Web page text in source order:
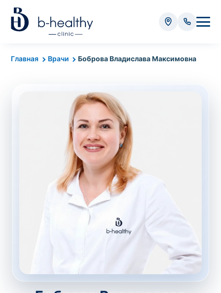
Главная Врачи Боброва Владислава Максимовна
Анализы
Стоимость забора крови - 50 грн
Стоимость забора биоматериала (кроме
крови) – от 35 грн
Итого: 0 грн
Попередній запис на дослідження не
потрібний. Виняток становлять мазки та
запись к